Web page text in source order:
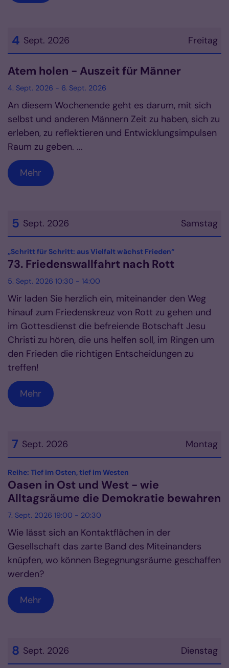
Freitag
4 Sept. 2026
Datum: 4. September 2026
Atem holen - Auszeit für Männer
4. Sept. 2026 - 6. Sept. 2026
An diesem Wochenende geht es darum, mit sich
selbst und anderen Männern Zeit zu haben, sich zu
erleben, zu reflektieren und Entwicklungsimpulsen
Raum zu geben. ...
Mehr
Samstag
5 Sept. 2026
Datum: 5. September 2026
„Schritt für Schritt: aus Vielfalt wächst Frieden“:
73. Friedenswallfahrt nach Rott
5. Sept. 2026 10:30 - 14:00
Wir laden Sie herzlich ein, miteinander den Weg
hinauf zum Friedenskreuz von Rott zu gehen und
im Gottesdienst die befreiende Botschaft Jesu
Christi zu hören, die uns helfen soll, im Ringen um
den Frieden die richtigen Entscheidungen zu
treffen!
Mehr
Montag
7 Sept. 2026
Datum: 7. September 2026
Reihe: Tief im Osten, tief im Westen
Oasen in Ost und West - wie
Alltagsräume die Demokratie bewahren
7. Sept. 2026 19:00 - 20:30
Wie lässt sich an Kontaktflächen in der
Gesellschaft das zarte Band des Miteinanders
knüpfen, wo können Begegnungsräume geschaffen
werden?
Mehr
Dienstag
8 Sept. 2026